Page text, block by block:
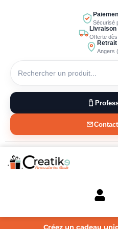
Sécurisé
Livraison
Offerte dès
Angers
Créez un cadeau